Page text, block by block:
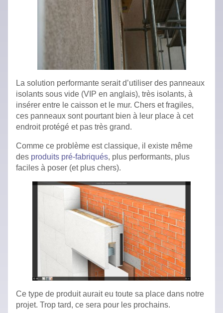
La solution performante serait d’utiliser des panneaux
isolants sous vide (VIP en anglais), très isolants, à
insérer entre le caisson et le mur. Chers et fragiles,
ces panneaux sont pourtant bien à leur place à cet
endroit protégé et pas très grand.
Comme ce problème est classique, il existe même
des produits pré-fabriqués, plus performants, plus
faciles à poser (et plus chers).
Ce type de produit aurait eu toute sa place dans notre
projet. Trop tard, ce sera pour les prochains.